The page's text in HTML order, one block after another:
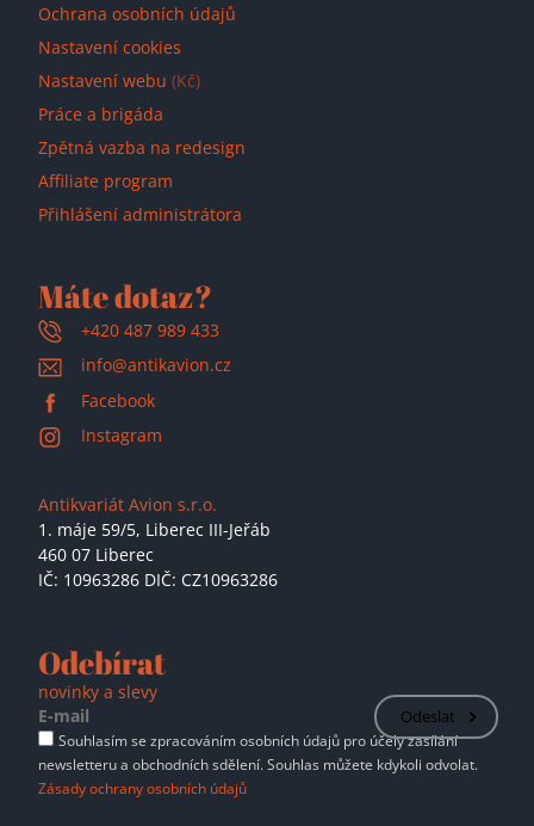
Ochrana osobních údajů
Nastavení cookies
Nastavení webu (Kč)
Práce a brigáda
Zpětná vazba na redesign
Affiliate program
Přihlášení administrátora
Máte dotaz?
+420 487 989 433
info@antikavion.cz
Facebook
Instagram
Antikvariát Avion s.r.o.
1. máje 59/5, Liberec III-Jeřáb
460 07 Liberec
IČ: 10963286 DIČ: CZ10963286
Odebírat
novinky a slevy
Odeslat
Souhlasím se zpracováním osobních údajů pro účely zasílání
newsletteru a obchodních sdělení. Souhlas můžete kdykoli odvolat.
Zásady ochrany osobních údajů